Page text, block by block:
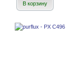
В корзину